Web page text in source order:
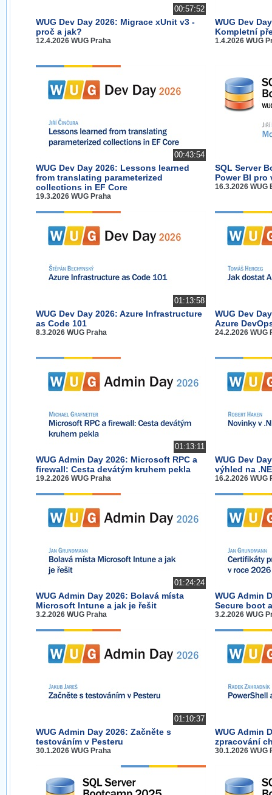
00:57:52
WUG Dev Day 2026: Migrace xUnit v3 -
proč a jak?
12.4.2026 WUG Praha
WUG Dev
Kompletní
1.4.2026 WUG
00:43:54
WUG Dev Day 2026: Lessons learned
from translating parameterized
collections in EF Core
19.3.2026 WUG Praha
SQL Server
Power BI pro
16.3.2026 WUG
01:13:58
WUG Dev Day 2026: Azure Infrastructure
as Code 101
8.3.2026 WUG Praha
WUG Dev
Azure
24.2.2026 WUG
01:13:11
WUG Admin Day 2026: Microsoft RPC a
firewall: Cesta devátým kruhem pekla
19.2.2026 WUG Praha
WUG Dev
výhled na
16.2.2026 WUG
01:24:24
WUG Admin Day 2026: Bolavá místa
Microsoft Intune a jak je řešit
3.2.2026 WUG Praha
WUG Admin
Secure boot
3.2.2026 WUG
01:10:37
WUG Admin Day 2026: Začněte s
testováním v Pesteru
30.1.2026 WUG Praha
WUG Admin
zpracování
30.1.2026 WUG